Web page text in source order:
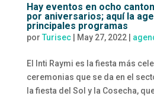
Hay eventos en ocho
por aniversarios; aquí la
principales programas
por Turisec| May 27, 2022|
El Inti Raymi es la fiesta más
ceremonias que se da en el
la fiesta del Sol y la Cosecha,